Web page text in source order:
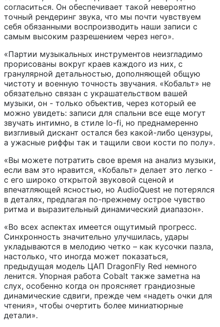
согласиться. Он обеспечивает такой невероятно
точный рендеринг звука, что мы почти чувствуем
себя обязанными воспроизводить наши записи с
самым высоким разрешением через него».
«Партии музыкальных инструментов неизгладимо
прорисованы вокруг краев каждого из них, с
гранулярной детальностью, дополняющей общую
чистоту и военную точность звучания. «Кобальт» не
обязательно связан с украшательством вашей
музыки, он - только объектив, через который ее
можно увидеть: записи для спальни все еще могут
звучать интимно, в стиле lo-fi, но преднамеренно
визгливый дискант остался без какой-либо цензуры,
а ужасные риффы так и тащили свои кости по полу».
«Вы можете потратить свое время на анализ музыки,
если вам это нравится, «Кобальт» делает это легко -
с его широко открытой звуковой сценой и
впечатляющей ясностью, но AudioQuest не потерялся
в деталях, предлагая по-прежнему острое чувство
ритма и выразительный динамический диапазон».
«Во всех аспектах имеется ощутимый прогресс.
Синхронность значительно улучшилась, удары
укладываются в мелодию четко – как кусочки пазла,
настолько, что иногда может показаться,
предыдущая модель ЦАП DragonFly Red немного
ленится. Упорная работа Cobalt также заметна на
слух, особенно когда он проясняет грандиозные
динамические сдвиги, прежде чем «надеть очки для
чтения», чтобы очертить более миниатюрные
детали».